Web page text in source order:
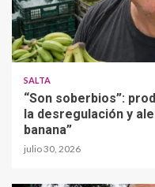
SALTA
“Son soberbios”:
la desregulación y
banana”
julio 30, 2026